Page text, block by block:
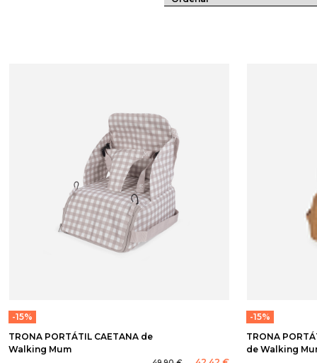
-15%
TRONA PORTÁTIL CAETANA de
Walking Mum
-15%
TRONA
de Walking